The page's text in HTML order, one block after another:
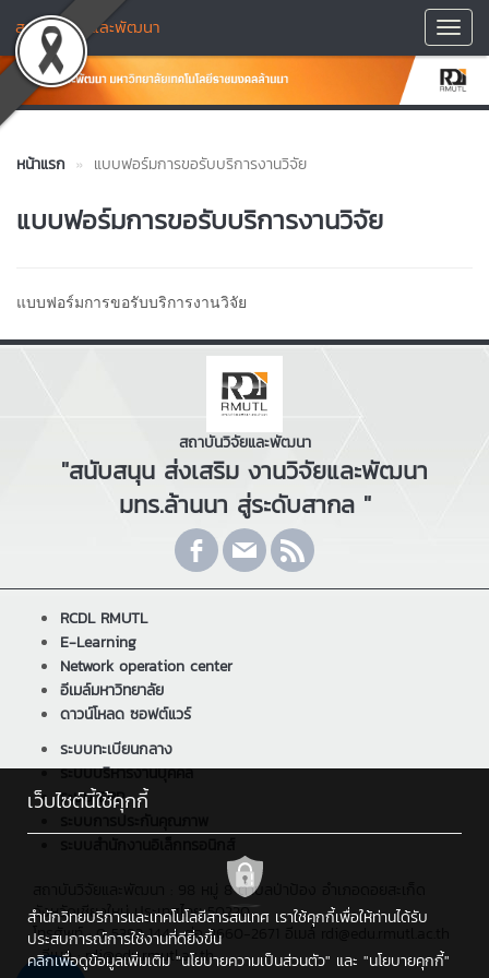
สถาบันวิจัยและพัฒนา
หน้าแรก แบบฟอร์มการขอรับบริการงานวิจัย
แบบฟอร์มการขอรับบริการงานวิจัย
แบบฟอร์มการขอรับบริการงานวิจัย
สถาบันวิจัยและพัฒนา
"สนับสนุน ส่งเสริม งานวิจัยและพัฒนา
มทร.ล้านนา สู่ระดับสากล "
RCDL RMUTL
E-Learning
Network operation center
อีเมล์มหาวิทยาลัย
ดาวน์โหลด ซอฟต์แวร์
ระบบทะเบียนกลาง
ระบบบริหารงานบุคคล
ระบบ ERP
ระบบการประกันคุณภาพ
สถาบันวิจัยและพัฒนา : 98 หมู่ 8 ตำบลป่าป้อง อำเภอดอยสะเก็ด
จังหวัดเชียงใหม่ ประเทศไทย 50220
โทรศัพท์ : 0 5392 1444 ต่อ 2660-2671 อีเมล์ rdi@edu.rmutl.ac.th
, อีเมล : rdi@edu.rmutl.ac.th
เว็บไซต์นี้ใช้คุกกี้
สำนักวิทยบริการและเทคโนโลยีสารสนเทศ เราใช้คุกกี้เพื่อให้ท่านได้รับ
ประสบการณ์การใช้งานที่ดียิ่งขึ้น
คลิกเพื่อดูข้อมูลเพิ่มเติม "นโยบายความเป็นส่วนตัว" และ "นโยบายคุกกี้"